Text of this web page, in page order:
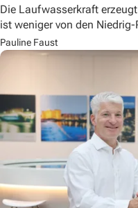
Die Laufwasserkraft
ist weniger von den
Pauline Faust